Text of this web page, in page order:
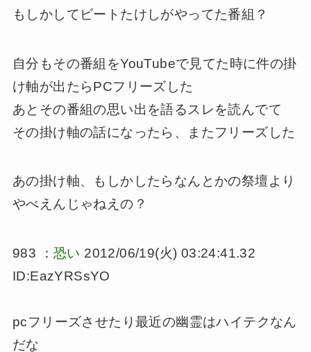
もしかしてビートたけしがやってた番組？
自分もその番組をYouTubeで見てた時に件の掛
け軸が出たらPCフリーズした
あとその番組の思い出を語るスレを読んでて
その掛け軸の話になったら、またフリーズした
あの掛け軸、もしかしたらなんとかの祭壇より
やべえんじゃねえの？
983 ： 恐い 2012/06/19(火) 03:24:41.32
ID:EazYRSsYO
pcフリーズさせたり最近の幽霊はハイテクなん
だな